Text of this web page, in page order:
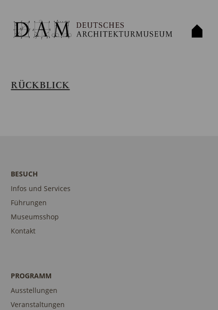
RÜCKBLICK
BESUCH
Infos und Services
Führungen
Museumsshop
Kontakt
PROGRAMM
Ausstellungen
Veranstaltungen